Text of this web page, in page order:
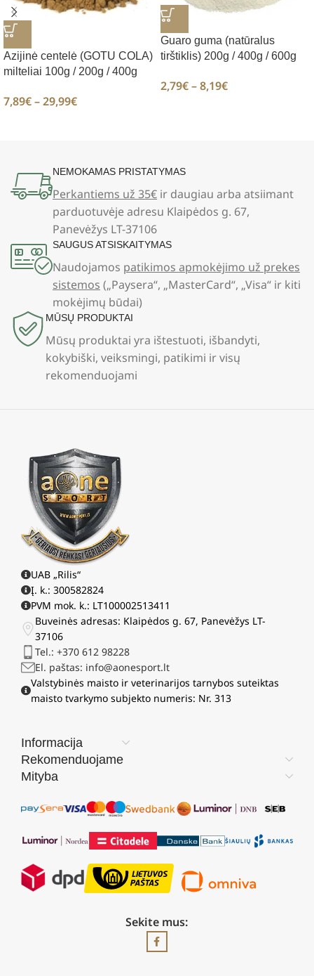
Azijinė centelė (GOTU COLA)
milteliai 100g / 200g / 400g
7,89€–29,99€
Guaro guma (natūralus
tirštiklis) 200g / 400g / 600g
2,79€–8,19€
NEMOKAMAS PRISTATYMAS
Perkantiems už 35€ ir daugiau arba atsiimant
parduotuvėje adresu Klaipėdos g. 67,
Panevėžys LT-37106
SAUGUS ATSISKAITYMAS
Naudojamos patikimos apmokėjimo už prekes
sistemos („Paysera“, „MasterCard“, „Visa“ ir kiti
mokėjimų būdai)
MŪSŲ PRODUKTAI
Mūsų produktai yra ištestuoti, išbandyti,
kokybiški, veiksmingi, patikimi ir visų
rekomenduojami
UAB „Rilis“
Į. k.: 300582824
PVM mok. k.: LT100002513411
Buveinės adresas: Klaipėdos g. 67, Panevėžys LT-
37106
Tel.: +370 612 98228
El. paštas: info@aonesport.lt
Valstybinės maisto ir veterinarijos tarnybos suteiktas
maisto tvarkymo subjekto numeris: Nr. 313
Informacija
Rekomenduojame
Mityba
Sekite mus: